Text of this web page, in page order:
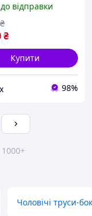
чоловічі труси
одяг
відправки
₴
₴
Купити
98%
Чоловічі труси-